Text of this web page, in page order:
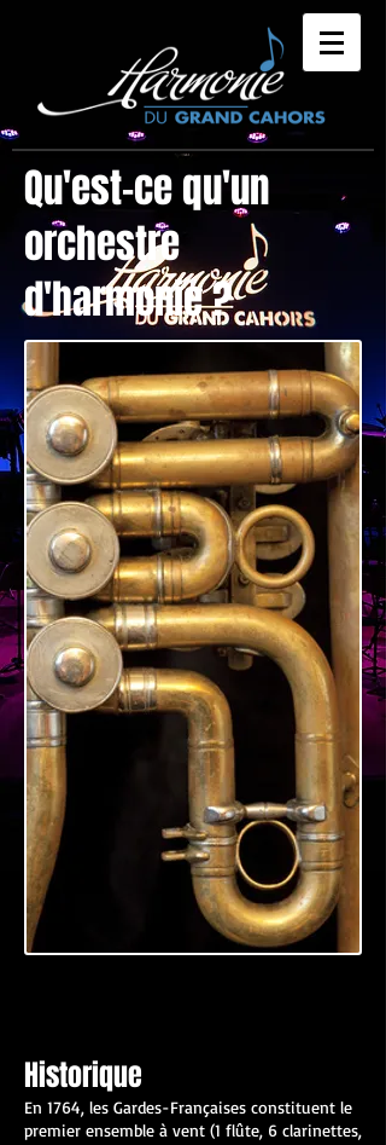
​Qu'est-ce qu'un
orchestre
d'harmonie​ ?
Historique
​​En 1764, les Gardes-Françaises constituent le
premier ensemble à vent (1 flûte, 6 clarinettes,